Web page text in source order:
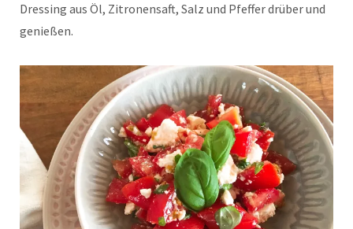
Dressing aus Öl, Zitronensaft, Salz und Pfeffer drüber und
genießen.